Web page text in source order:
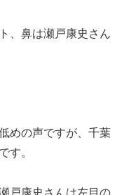
、鼻は瀬戸康史さん
めの声ですが、千葉
す。